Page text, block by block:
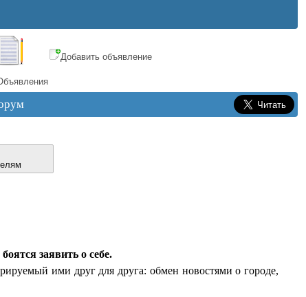
Добавить объявление
заявить о себе.
ими друг для друга: обмен новостями о городе,